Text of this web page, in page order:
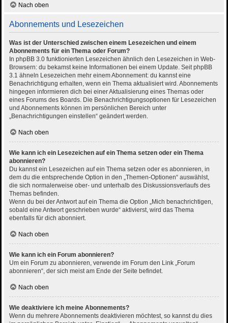
Nach oben
Abonnements und Lesezeichen
Was ist der Unterschied zwischen einem Lesezeichen und einem
Abonnements für ein Thema oder Forum?
In phpBB 3.0 funktionierten Lesezeichen ähnlich den Lesezeichen in Web-
Browsern: du bekamst keine Informationen bei einem Update. Seit phpBB
3.1 ähneln Lesezeichen mehr einem Abonnement: du kannst eine
Benachrichtigung erhalten, wenn ein Thema aktualisiert wird. Abonnements
hingegen informieren dich bei einer Aktualisierung eines Themas oder
eines Forums des Boards. Die Benachrichtigungsoptionen für Lesezeichen
und Abonnements können im persönlichen Bereich unter
„Benachrichtigungen einstellen“ geändert werden.
Nach oben
Wie kann ich ein Lesezeichen auf ein Thema setzen oder ein Thema
abonnieren?
Du kannst ein Lesezeichen auf ein Thema setzen oder es abonnieren, in
dem du die entsprechende Option in den „Themen-Optionen“ auswählst,
die sich normalerweise ober- und unterhalb des Diskussionsverlaufs des
Themas befinden.
Wenn du bei der Antwort auf ein Thema die Option „Mich benachrichtigen,
sobald eine Antwort geschrieben wurde“ aktivierst, wird das Thema
ebenfalls für dich abonniert.
Nach oben
Wie kann ich ein Forum abonnieren?
Um ein Forum zu abonnieren, verwende im Forum den Link „Forum
abonnieren“, der sich meist am Ende der Seite befindet.
Nach oben
Wie deaktiviere ich meine Abonnements?
Wenn du mehrere Abonnements deaktivieren möchtest, so kannst du dies